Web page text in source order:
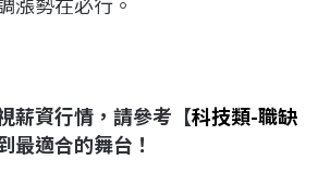
薪資行情，請參考【科技類-職缺
最適合的舞台！